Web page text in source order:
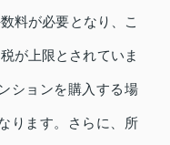
料が必要となり、こ
が上限とされていま
ションを購入する場
ります。さらに、所